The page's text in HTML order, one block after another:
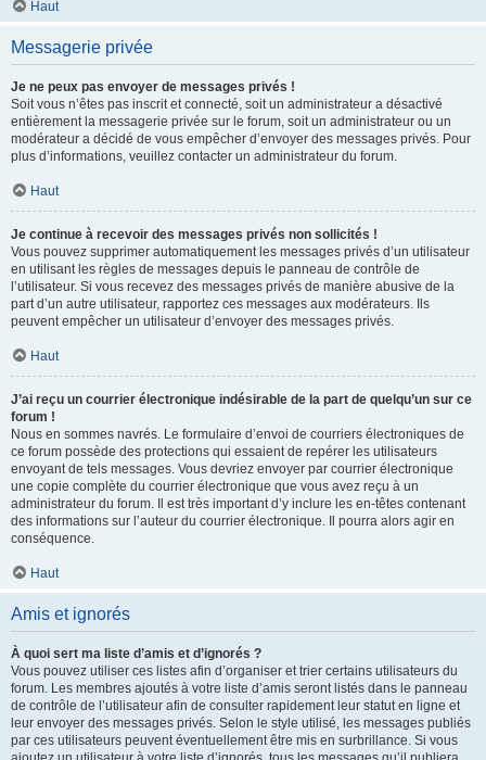
Haut
Messagerie privée
Je ne peux pas envoyer de messages privés !
Soit vous n’êtes pas inscrit et connecté, soit un administrateur a désactivé
entièrement la messagerie privée sur le forum, soit un administrateur ou un
modérateur a décidé de vous empêcher d’envoyer des messages privés. Pour
plus d’informations, veuillez contacter un administrateur du forum.
Haut
Je continue à recevoir des messages privés non sollicités !
Vous pouvez supprimer automatiquement les messages privés d’un utilisateur
en utilisant les règles de messages depuis le panneau de contrôle de
l’utilisateur. Si vous recevez des messages privés de manière abusive de la
part d’un autre utilisateur, rapportez ces messages aux modérateurs. Ils
peuvent empêcher un utilisateur d’envoyer des messages privés.
Haut
J’ai reçu un courrier électronique indésirable de la part de quelqu’un sur ce
forum !
Nous en sommes navrés. Le formulaire d’envoi de courriers électroniques de
ce forum possède des protections qui essaient de repérer les utilisateurs
envoyant de tels messages. Vous devriez envoyer par courrier électronique
une copie complète du courrier électronique que vous avez reçu à un
administrateur du forum. Il est très important d’y inclure les en-têtes contenant
des informations sur l’auteur du courrier électronique. Il pourra alors agir en
conséquence.
Haut
Amis et ignorés
À quoi sert ma liste d’amis et d’ignorés ?
Vous pouvez utiliser ces listes afin d’organiser et trier certains utilisateurs du
forum. Les membres ajoutés à votre liste d’amis seront listés dans le panneau
de contrôle de l’utilisateur afin de consulter rapidement leur statut en ligne et
leur envoyer des messages privés. Selon le style utilisé, les messages publiés
par ces utilisateurs peuvent éventuellement être mis en surbrillance. Si vous